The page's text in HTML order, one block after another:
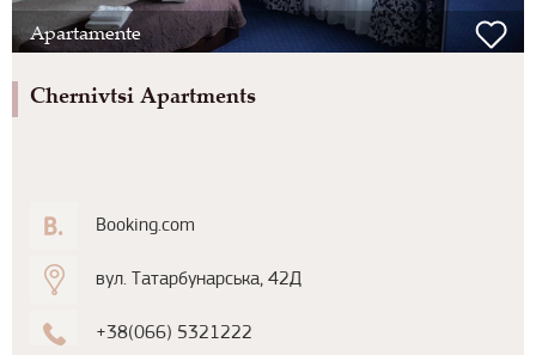
Apartamente
Chernivtsi Apartments
Booking.com
вул. Татарбунарська, 42Д
+38(066) 5321222